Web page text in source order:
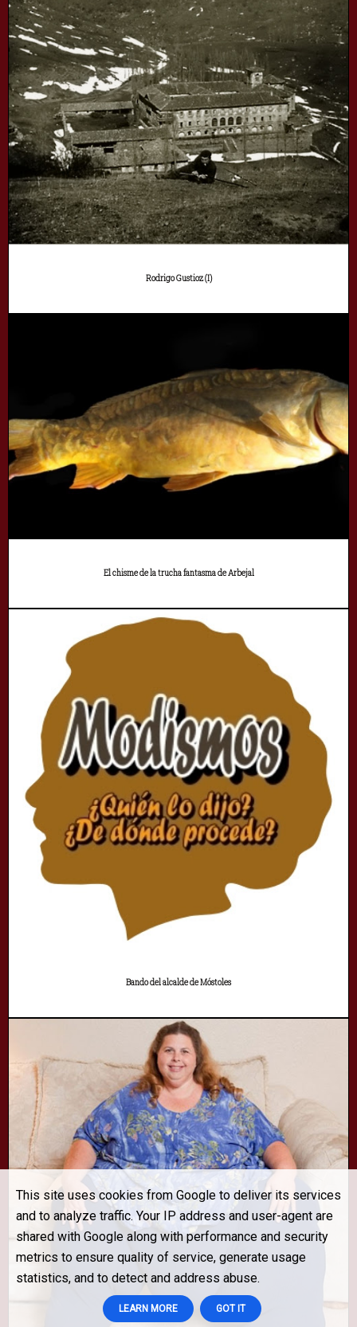
Rodrigo Gustioz (I)
El chisme de la trucha fantasma de Arbejal
Bando del alcalde de Móstoles
This site uses cookies from Google to deliver its services
and to analyze traffic. Your IP address and user-agent are
shared with Google along with performance and security
metrics to ensure quality of service, generate usage
statistics, and to detect and address abuse.
LEARN MORE GOT IT